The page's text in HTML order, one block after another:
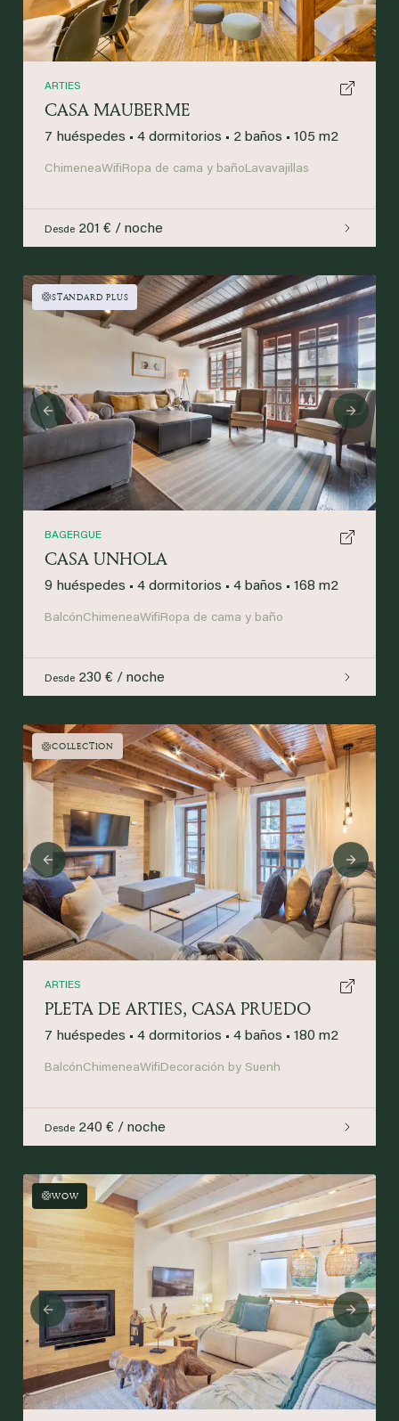
ARTIES
CASA MAUBERME
7 huéspedes • 4 dormitorios • 2 baños • 105 m2
ChimeneaWifiRopa de cama y bañoLavavajillas
Desde 201 € / noche
WOW
Previous Next
STANDARD PLUS
Previous Next
BAGERGUE
CASA UNHOLA
9 huéspedes • 4 dormitorios • 4 baños • 168 m2
BalcónChimeneaWifiRopa de cama y baño
Desde 230 € / noche
COLLECTION
Previous Next
ARTIES
PLETA DE ARTIES, CASA PRUEDO
7 huéspedes • 4 dormitorios • 4 baños • 180 m2
BalcónChimeneaWifi Decoración by Suenh
Desde 240 € / noche